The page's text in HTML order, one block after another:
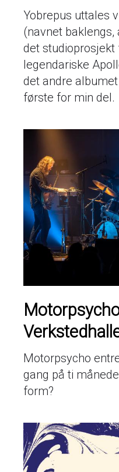
Yobrepus uttales
(navnet baklengs,
det
legendariske
det andre
første for min del.
Motorpsycho
gang på ti
form?